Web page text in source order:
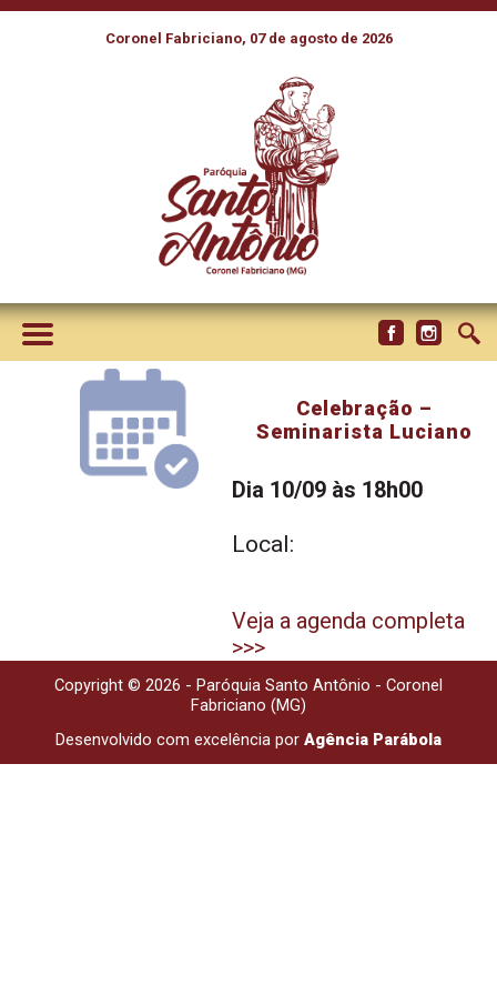
Coronel Fabriciano, 07 de agosto de 2026
Celebração –
Seminarista Luciano
Dia 10/09 às 18h00
Local:
Veja a agenda completa
>>>
Copyright © 2026 - Paróquia Santo Antônio - Coronel
Fabriciano (MG)
Desenvolvido com excelência por Agência Parábola